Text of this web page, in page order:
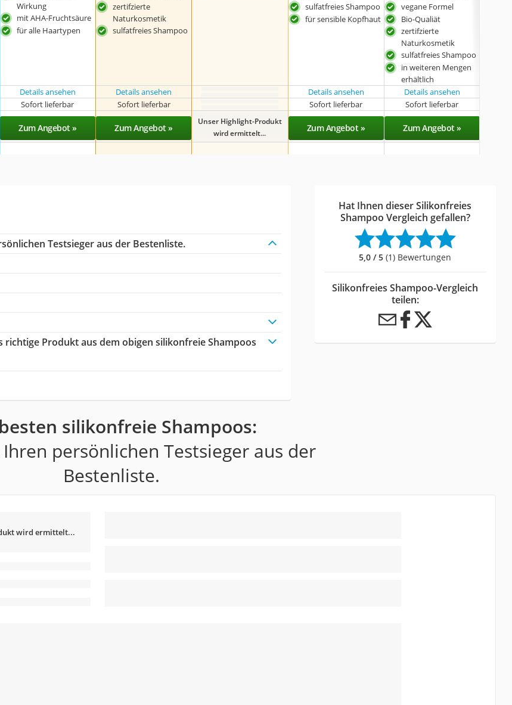
Wirkung
mit AHA-Fruchtsäure
für alle Haartypen
zertifzierte
Naturkosmetik
sulfatfreies Shampoo
sulfatfreies Shampoo
für sensible Kopfhaut
vegane Formel
Bio-Qualiät
zertifzierte
Naturkosmetik
sulfatfreies Shampoo
in weiteren Mengen
erhältlich
Details ansehen Details ansehen Details ansehen Details ansehen
Sofort lieferbar Sofort lieferbar Sofort lieferbar Sofort lieferbar
Zum Angebot » Zum Angebot »
Unser Highlight-Produkt
wird ermittelt...
Zum Angebot » Zum Angebot »
Testsieger aus der Bestenliste.
richtige Produkt aus dem obigen silikonfreie Shampoos
Hat Ihnen dieser Silikonfreies
Shampoo Vergleich gefallen?
5,0 / 5 (1) Bewertungen
Silikonfreies Shampoo-Vergleich
teilen:
silikonfreie Shampoos:
persönlichen Testsieger aus der
Bestenliste.
wird ermittelt...